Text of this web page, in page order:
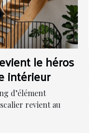
le héros
intérieur
d’élément
revient au